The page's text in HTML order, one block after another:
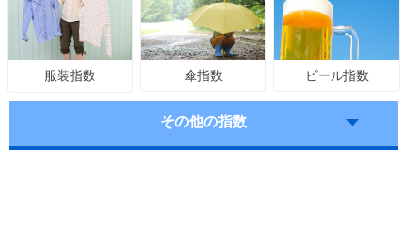
服装指数 傘指数 ビール指数
その他の指数